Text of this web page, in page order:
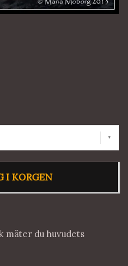
I KORGEN
mäter du huvudets